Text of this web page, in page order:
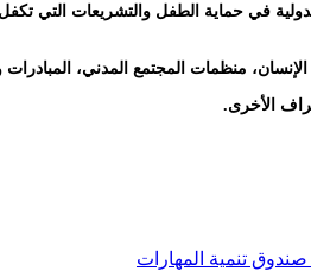
في حماية الطفل والتشريعات التي
منظمات المجتمع المدني، المبادرات
الأخرى.
صندوق تنمية المهارات